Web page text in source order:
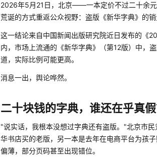
2026年5月21日，北京——一本定价不过二十余
荒诞的方式重返公众视野：盗版《新华字典》的销
这一结论来自中国新闻出版研究院近日发布的《
内，市场上流通的《新华字典》（第12版）中，
道，实际比例可能更高。
消息一出，舆论哗然。
二十块钱的字典，谁还在乎真假
"说实话，我根本没想过字典还有盗版。"北京市
华书店买的老版，另一本是去年在电商平台为孩
偏薄，部分页码甚至出现错位。